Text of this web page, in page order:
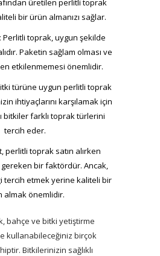
üretilen perlitli toprak
bir ürün almanızı sağlar.
Perlitli toprak, uygun şekilde
Paketin sağlam olması ve
etkilenmemesi önemlidir.
türüne uygun perlitli toprak
ihtiyaçlarını karşılamak için
bitkiler farklı toprak türlerini
tercih eder.
perlitli toprak satın alırken
bir faktördür. Ancak,
tercih etmek yerine kaliteli bir
almak önemlidir.
bahçe ve bitki yetiştirme
kullanabileceğiniz birçok
Bitkilerinizin sağlıklı